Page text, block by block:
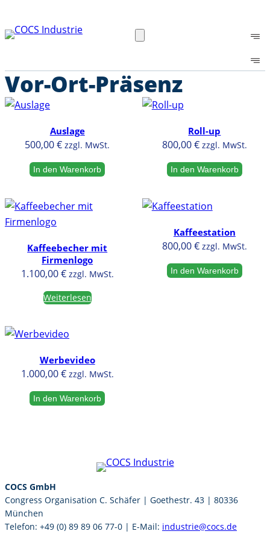
Vor-Ort-Präsenz
Auslage
500,00€ zzgl. MwSt.
In den Warenkorb
Roll-up
800,00€ zzgl. MwSt.
In den Warenkorb
Kaffeebecher mit
Firmenlogo
1.100,00€ zzgl. MwSt.
Weiterlesen
Kaffeestation
800,00€ zzgl. MwSt.
In den Warenkorb
Werbevideo
1.000,00€ zzgl. MwSt.
In den Warenkorb
COCS GmbH
Congress Organisation C. Schäfer | Goethestr. 43 | 80336
München
Telefon: +49 (0) 89 89 06 77-0 | E-Mail: industrie@cocs.de